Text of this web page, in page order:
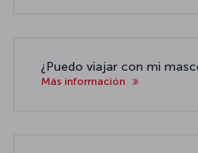
¿Puedo viajar con mi
Más información